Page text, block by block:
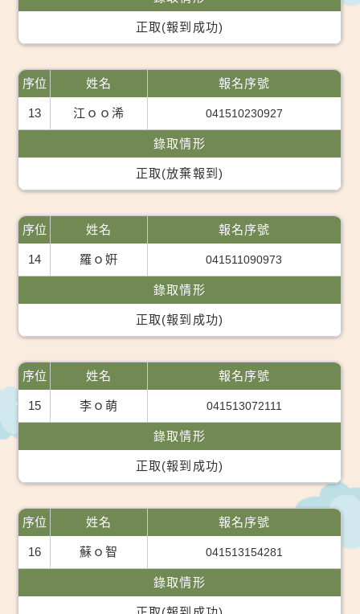
正取(報到成功)
序位
13
姓名
江ｏｏ浠
報名序號
041510230927
錄取情形
正取(放棄報到)
序位
14
姓名
羅ｏ姸
報名序號
041511090973
錄取情形
正取(報到成功)
序位
15
姓名
李ｏ萌
報名序號
041513072111
錄取情形
正取(報到成功)
序位
16
姓名
蘇ｏ智
報名序號
041513154281
錄取情形